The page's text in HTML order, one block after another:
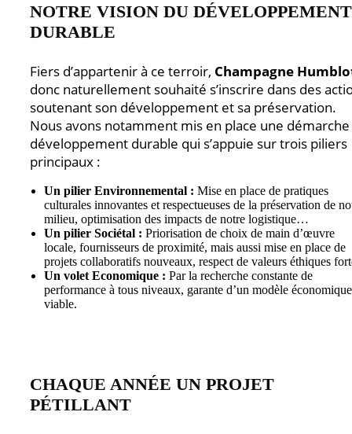
NOTRE VISION DU DÉVELOPPEMENT
DURABLE
Fiers d’appartenir à ce terroir, Champagne
donc naturellement souhaité s’inscrire dans des
soutenant son développement et sa préservation.
Nous avons notamment mis en place une
développement durable qui s’appuie sur trois piliers
principaux :
Un pilier Environnemental : Mise en place de pratiques
culturales innovantes et respectueuses de la préservation de
milieu, optimisation des impacts de notre logistique…
Un pilier Sociétal : Priorisation de choix de main d’œuvre
locale, fournisseurs de proximité, mais aussi mise en place de
projets collaboratifs nouveaux, respect de valeurs éthiques
Un volet Economique : Par la recherche constante de
performance à tous niveaux, garante d’un modèle économique
viable.
CHAQUE ANNÉE UN PROJET
PÉTILLANT